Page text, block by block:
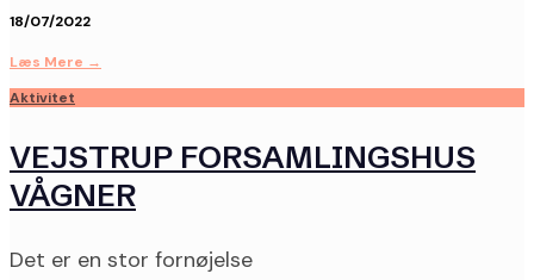
18/07/2022
Læs Mere →
Aktivitet
VEJSTRUP FORSAMLINGSHUS
VÅGNER
Det er en stor fornøjelse